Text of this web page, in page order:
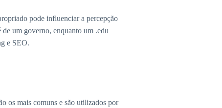
pode influenciar a percepção
um governo, enquanto um .edu
e SEO.
os mais comuns e são utilizados por